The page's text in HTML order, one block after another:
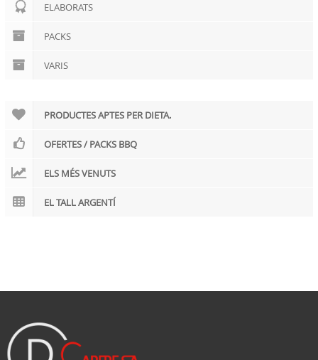
ELABORATS
PACKS
VARIS
PRODUCTES APTES PER DIETA.
OFERTES / PACKS BBQ
ELS MÉS VENUTS
EL TALL ARGENTÍ